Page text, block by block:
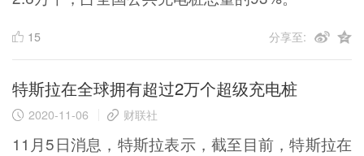
15 分享至:
特斯拉在全球拥有超过2万个超级充电桩
2020-11-06 财联社
11月5日消息，特斯拉表示，截至目前，特斯拉在